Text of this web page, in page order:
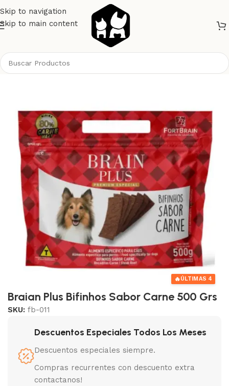
Skip to navigation
Skip to main content
🔥ÚLTIMAS 4
Braian Plus Bifinhos Sabor Carne 500 Grs
SKU: fb-011
Descuentos Especiales Todos Los Meses
Descuentos especiales siempre.
Compras recurrentes con descuento extra
contactanos!